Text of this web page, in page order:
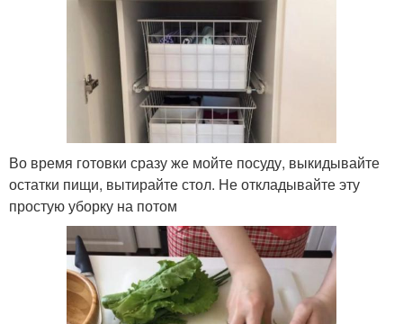
Во время готовки сразу же мойте посуду, выкидывайте
остатки пищи, вытирайте стол. Не откладывайте эту
простую уборку на потом